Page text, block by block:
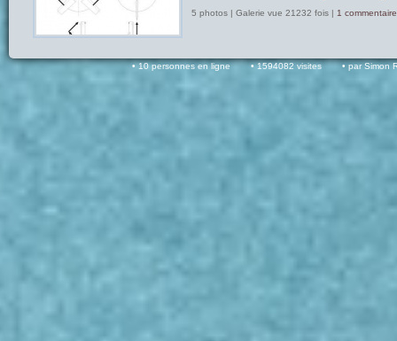
5 photos | Galerie vue 21232 fois | 1
10 personnes en ligne 1594082 visites par Simon